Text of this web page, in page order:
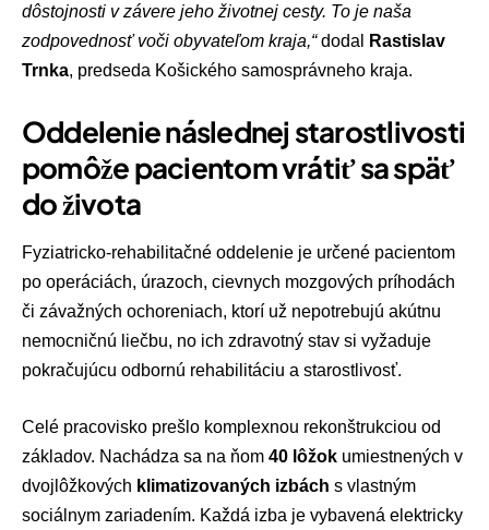
dôstojnosti v závere jeho životnej cesty. To je naša
zodpovednosť voči obyvateľom kraja,“dodal
Rastislav
Trnka, predseda Košického samosprávneho kraja.
Oddelenie následnej starostlivosti
pomôže pacientom vrátiť sa späť
do života
Fyziatricko-rehabilitačné oddelenie je určené pacientom
po operáciách, úrazoch, cievnych mozgových príhodách
či závažných ochoreniach, ktorí už nepotrebujú akútnu
nemocničnú liečbu, no ich zdravotný stav si vyžaduje
pokračujúcu odbornú rehabilitáciu a starostlivosť.
Celé pracovisko prešlo komplexnou rekonštrukciou od
základov. Nachádza sa na ňom 40 lôžok umiestnených v
dvojlôžkových klimatizovaných izbách s vlastným
sociálnym zariadením. Každá izba je vybavená elektricky